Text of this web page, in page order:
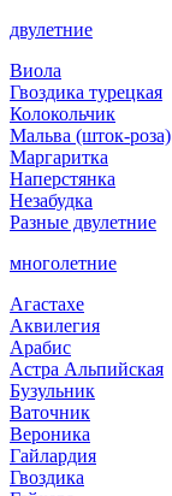
двулетние
Виола
Гвоздика турецкая
Колокольчик
Мальва (шток-роза)
Маргаритка
Наперстянка
Незабудка
Разные двулетние
многолетние
Агастахе
Аквилегия
Арабис
Астра Альпийская
Бузульник
Ваточник
Вероника
Гайлардия
Гвоздика